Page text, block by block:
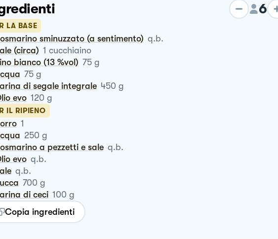
6
LA BASE
Rosmarino sminuzzato (a sentimento) q.b.
(circa) 1 cucchiaino
bianco (13 %vol) 75 g
Acqua 75 g
Farina di segale integrale 450 g
Olio evo 120 g
IL RIPIENO
Porro 1
Acqua 250 g
Rosmarino a pezzetti e sale q.b.
Olio evo q.b.
q.b.
700 g
Farina di ceci 100 g
Copia ingredienti